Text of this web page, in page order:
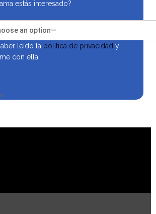
estás interesado?
leído la política de privacidad y
con ella.